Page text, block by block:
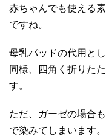
赤ちゃんでも使える
ですね。
母乳パッドの代用と
同様、四角く折りた
す。
ただ、ガーゼの場合
で染みてしまいます。